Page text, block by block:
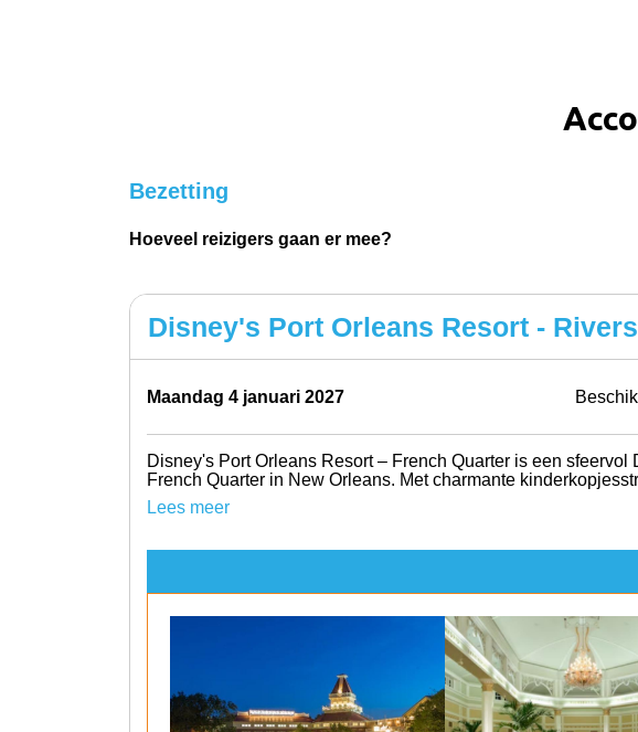
Bezetting
Hoeveel reizigers gaan er mee?
Disney's Port Orleans Resort -
maandag 4 januari 2027
Disney's Port Orleans Resort – French Quarter is een
French Quarter in New Orleans. Met charmante
Lees meer